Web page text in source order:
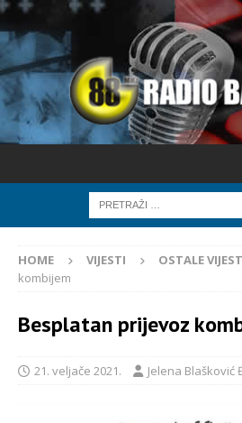
HOME VIJESTI OSTALE
kombijem
Besplatan prijevoz
21. veljače 2021. Jelena Blašković